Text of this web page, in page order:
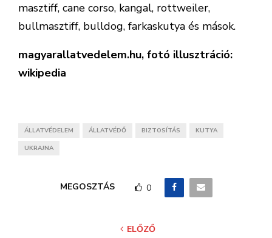
masztiff, cane corso, kangal, rottweiler,
bullmasztiff, bulldog, farkaskutya és mások.
magyarallatvedelem.hu, fotó illusztráció:
wikipedia
ÁLLATVÉDELEM ÁLLATVÉDŐ BIZTOSÍTÁS KUTYA
UKRAJNA
MEGOSZTÁS 0
ELŐZŐ